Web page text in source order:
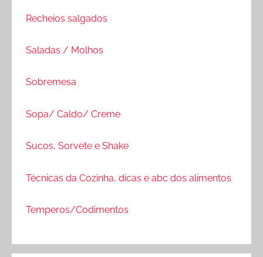
Recheios salgados
Saladas / Molhos
Sobremesa
Sopa/ Caldo/ Creme
Sucos, Sorvete e Shake
Técnicas da Cozinha, dicas e abc dos alimentos
Temperos/Codimentos